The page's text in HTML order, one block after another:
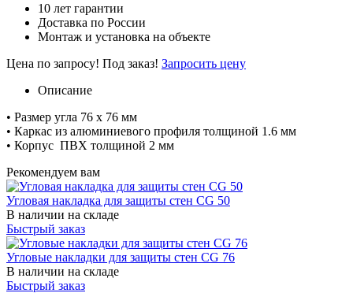
10 лет гарантии
Доставка по России
Монтаж и установка на объекте
Цена по запросу! Под заказ! Запросить цену
Описание
• Размер угла 76 х 76 мм
• Каркас из алюминиевого профиля толщиной 1.6 мм
• Корпус ПВХ толщиной 2 мм
Рекомендуем вам
Угловая накладка для защиты стен CG 50
В наличии на складе
Быстрый заказ
Угловые накладки для защиты стен CG 76
В наличии на складе
Быстрый заказ